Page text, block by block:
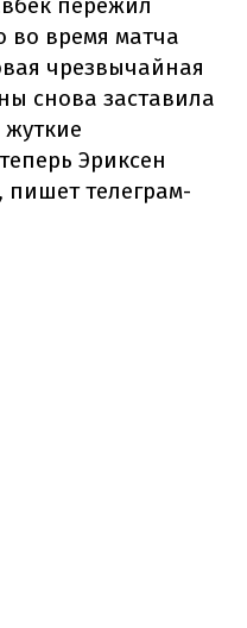
во время матча
чрезвычайная
снова заставила
Эриксен
телеграм-